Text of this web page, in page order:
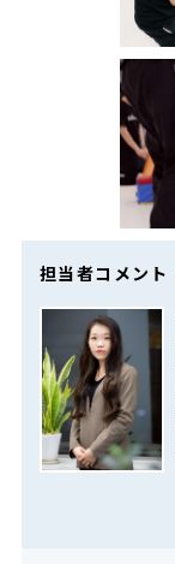
担当者コメント